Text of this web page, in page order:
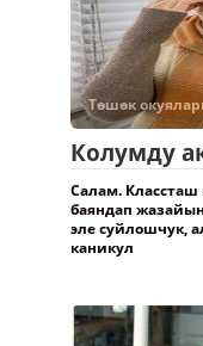
Төшөк
Колумду
Салам. Классташ
баяндап
эле суйлошчук,
каникул